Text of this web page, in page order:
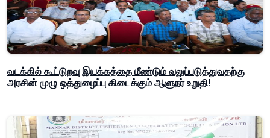
வடக்கில் கூட்டுறவு இயக்கத்தை மீண்டும் வலுப்படுத்துவதற்கு
அரசின் முழு ஒத்துழைப்பு கிடைக்கும் ஆளுநர் உறுதி!